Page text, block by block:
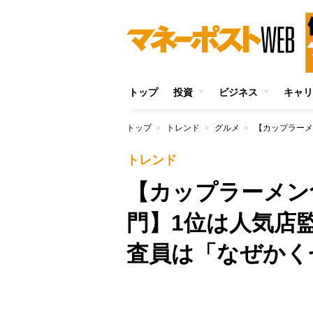
トップ 投資 ビジネス キャ
トップ トレンド グルメ
トレンド
【カップラーメ
門】1位は人気店
査員は「なぜかく